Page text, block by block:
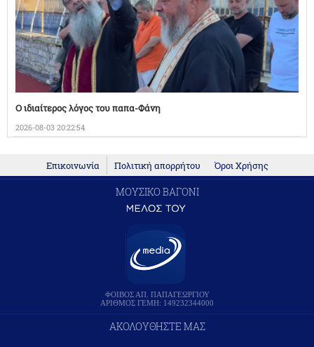
Ο ιδιαίτερος λόγος του παπα-Φάνη
2026-08-03 20:22:54
Επικοινωνία Πολιτική απορρήτου Όροι Χρήσης
ΜΟΥΣΙΚΟ ΒΑΓΟΝΙ
ΦΟΙΒΟΣ ΑΠ. ΠΑΠΑΓΕΩΡΓΙΟΥ
ΑΡΙΘΜΟΣ ΓΕΜΗ: 149232344000
ΑΚΟΛΟΥΘΗΣΤΕ ΜΑΣ